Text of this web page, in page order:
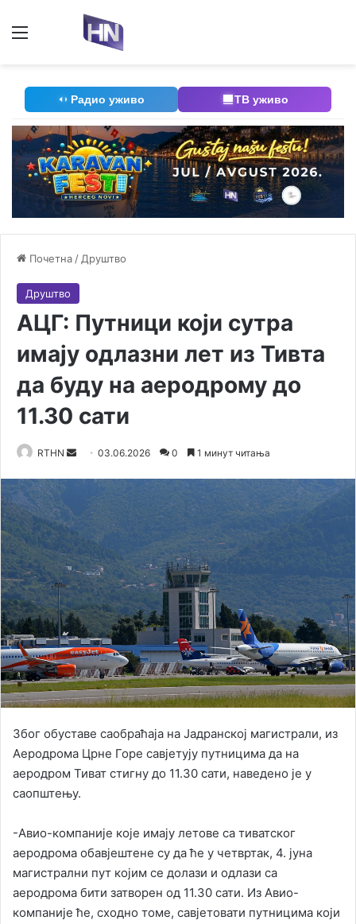
Радио уживо ТВ уживо
Почетна / Друштво
Друштво
АЦГ: Путници који сутра
имају одлазни лет из Тивта
да буду на аеродрому до
11.30 сати
RTHN
n
e
m
a
l
03.06.2026 0 1 минут читања
Због обуставе саобраћаја на Јадранској магистрали, из
Аеродрома Црне Горе савјетују путницима да на
аеродром Тиват стигну до 11.30 сати, наведено је у
саопштењу.
-Авио-компаније које имају летове са тиватског
аеродрома обавјештене су да ће у четвртак, 4. јуна
магистрални пут којим се долази и одлази са
аеродрома бити затворен од 11.30 сати. Из Авио-
компаније ће, сходно томе, савјетовати путницима који